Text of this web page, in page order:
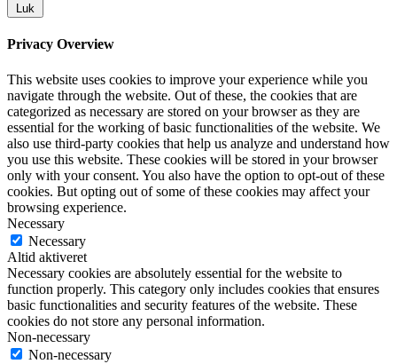
Luk
Privacy Overview
This website uses cookies to improve your experience while you
navigate through the website. Out of these, the cookies that are
categorized as necessary are stored on your browser as they are
essential for the working of basic functionalities of the website. We
also use third-party cookies that help us analyze and understand how
you use this website. These cookies will be stored in your browser
only with your consent. You also have the option to opt-out of these
cookies. But opting out of some of these cookies may affect your
browsing experience.
Necessary
Necessary
Altid aktiveret
Necessary cookies are absolutely essential for the website to
function properly. This category only includes cookies that ensures
basic functionalities and security features of the website. These
cookies do not store any personal information.
Non-necessary
Non-necessary